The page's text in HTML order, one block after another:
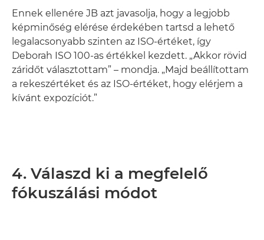
Ennek ellenére JB azt javasolja, hogy a legjobb
képminőség elérése érdekében tartsd a lehető
legalacsonyabb szinten az ISO-értéket, így
Deborah ISO 100-as értékkel kezdett. „Akkor rövid
záridőt választottam” – mondja. „Majd beállítottam
a rekeszértéket és az ISO-értéket, hogy elérjem a
kívánt expozíciót.”
4. Válaszd ki a megfelelő
fókuszálási módot